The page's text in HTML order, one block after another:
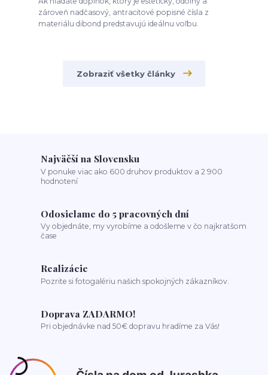
zároveň nadčasový, antracitové popisné čísla z
materiálu dibond predstavujú ideálnu voľbu.
Zobraziť všetky články
Najväčší na Slovensku
V ponuke viac ako 600 druhov produktov a 2 900
hodnotení
Odosielame do 5 pracovných dní
Vy objednáte, my vyrobíme a odošleme v čo najkratšom
čase
Realizácie
Pozrite si fotogalériu našich spokojných zákazníkov.
Doprava ZADARMO!
Pri objednávke nad 50€ dopravu hradíme za Vás!